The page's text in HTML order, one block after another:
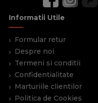
Informatii Utile
Formular retur
Despre noi
Termeni si conditii
Confidentialitate
Marturiile clientilor
Politica de Cookies